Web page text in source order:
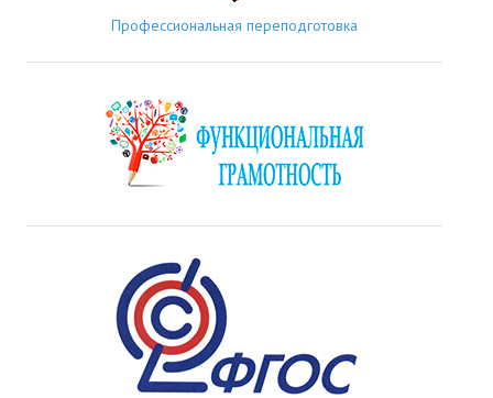
Профессиональная переподготовка